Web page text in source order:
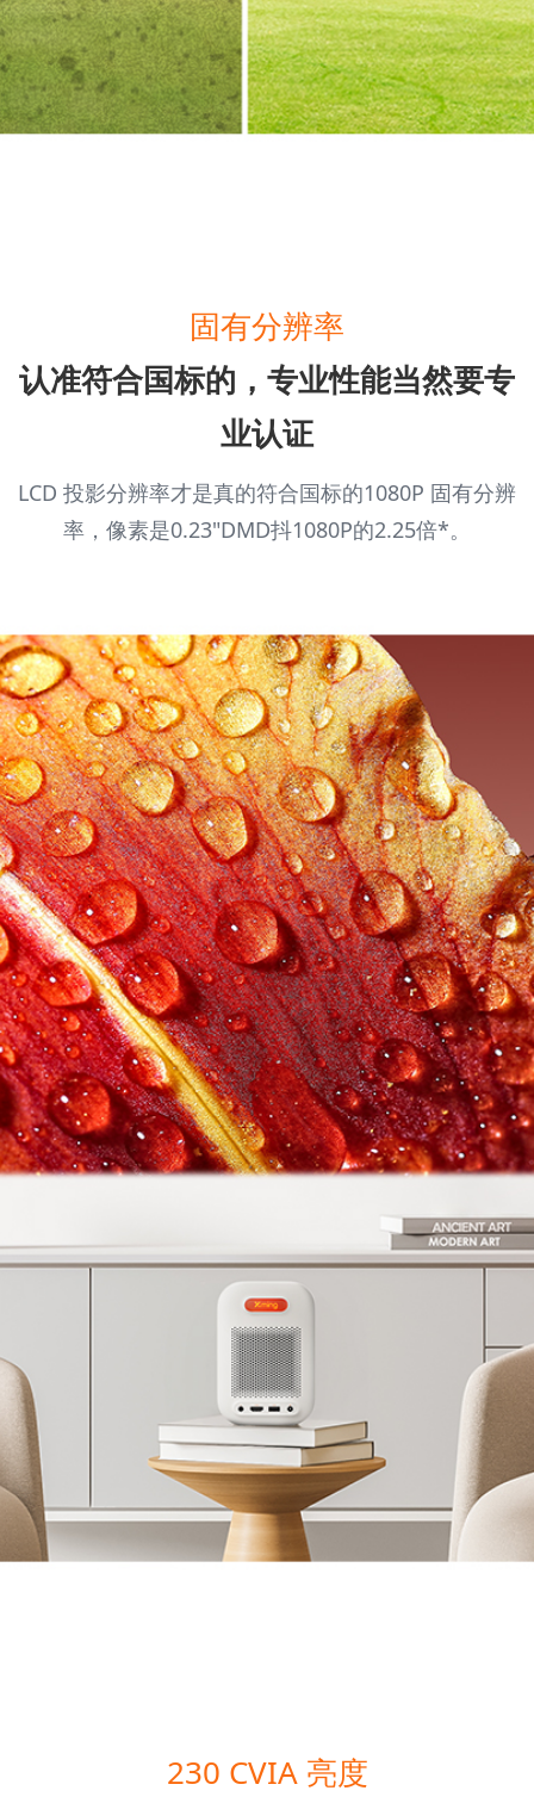
固有分辨率
认准符合国标的，专业性能当然要专
业认证
LCD 投影分辨率才是真的符合国标的1080P 固有分辨
率，像素是0.23"DMD抖1080P的2.25倍*。
230 CVIA 亮度